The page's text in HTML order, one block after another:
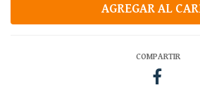
COMPARTIR